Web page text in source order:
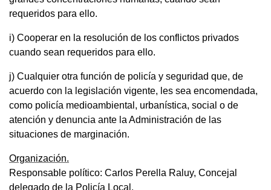
requeridos para ello.
i) Cooperar en la resolución de los conflictos privados
cuando sean requeridos para ello.
j) Cualquier otra función de policía y seguridad que, de
acuerdo con la legislación vigente, les sea encomendada,
como policía medioambiental, urbanística, social o de
atención y denuncia ante la Administración de las
situaciones de marginación.
Organización.
Responsable político: Carlos Perella Raluy, Concejal
delegado de la Policía Local.